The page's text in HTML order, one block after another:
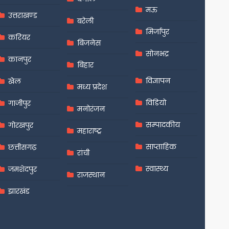
उत्तराखण्ड
करियर
कानपुर
खेल
गाजीपुर
गोरखपुर
छत्तीसगढ़
जमशेदपुर
झारखंड
बरेली
बिजनेस
बिहार
मध्य प्रदेश
मनोरंजन
महाराष्ट्र
रांची
राजस्थान
मऊ
मिर्जापुर
सोनभद्र
विज्ञापन
विडियो
सम्पादकीय
साप्ताहिक
स्वास्थ्य